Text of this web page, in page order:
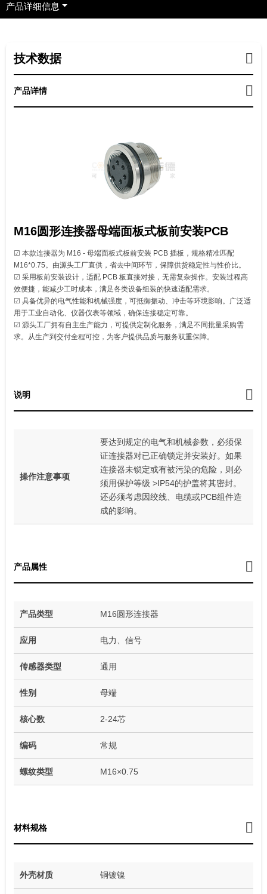
产品详细信息
技术数据
产品详情
M16圆形连接器母端面板式板前安装PCB
☑ 本款连接器为 M16 - 母端面板式板前安装 PCB 插板，规格精准匹配
M16*0.75。由源头工厂直供，省去中间环节，保障供货稳定性与性价比。
☑ 采用板前安装设计，适配 PCB 板直接对接，无需复杂操作。安装过程高
效便捷，能减少工时成本，满足各类设备组装的快速适配需求。
☑ 具备优异的电气性能和机械强度，可抵御振动、冲击等环境影响。广泛适
用于工业自动化、仪器仪表等领域，确保连接稳定可靠。
☑ 源头工厂拥有自主生产能力，可提供定制化服务，满足不同批量采购需
求。从生产到交付全程可控，为客户提供品质与服务双重保障。
说明
操作注意事项
要达到规定的电气和机械参数，必须保
证连接器对已正确锁定并安装好。如果
连接器未锁定或有被污染的危险，则必
须用保护等级 >IP54的护盖将其密封。
还必须考虑因绞线、电缆或PCB组件造
成的影响。
产品属性
产品类型 M16圆形连接器
应用 电力、信号
传感器类型 通用
性别 母端
核心数 2-24芯
编码 常规
螺纹类型 M16×0.75
材料规格
外壳材质 铜镀镍